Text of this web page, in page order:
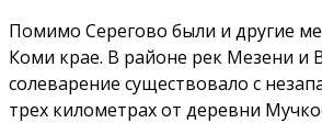
Помимо Серегово были и другие
Коми крае. В районе рек Мезени и
солеварение существовало с
трех километрах от деревни